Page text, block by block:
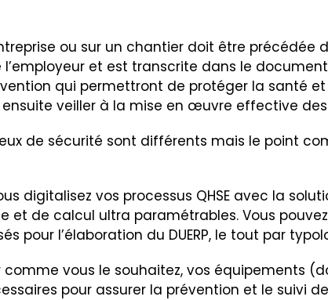
ou sur un chantier doit être précédée
et est transcrite dans le
qui permettront de protéger la santé
veiller à la mise en œuvre effective
de sécurité sont différents mais le point
digitalisez vos processus QHSE avec la
de calcul ultra paramétrables. Vous
l’élaboration du DUERP, le tout par
vous le souhaitez, vos équipements
pour assurer la prévention et le suivi